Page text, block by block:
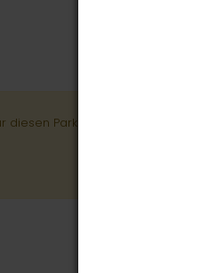
diesen Park wurde keine Option